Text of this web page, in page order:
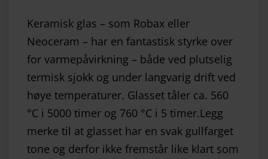
Keramisk glas – som Robax eller
Neoceram – har en fantastisk styrke over
for varmepåvirkning – både ved plutselig
termisk sjokk og under langvarig drift ved
høye temperaturer. Glasset tåler ca. 560
°C i 5000 timer og 760 °C i 5 timer.Legg
merke til at glasset har en svak gullfarget
tone og derfor ikke fremstår like klart som